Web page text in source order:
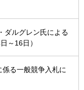
ダルグレン氏による
～16日）
る一般競争入札に